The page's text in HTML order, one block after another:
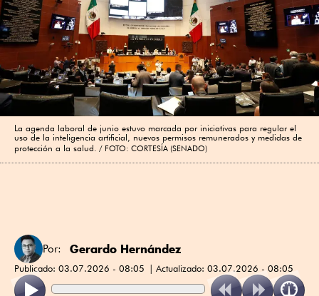
La agenda laboral de junio estuvo marcada por iniciativas para regular el
uso de la inteligencia artificial, nuevos permisos remunerados y medidas de
protección a la salud.
FOTO: CORTESÍA (SENADO)
Por: Gerardo Hernández
Publicado: 03.07.2026 - 08:05 Actualizado: 03.07.2026 - 08:05